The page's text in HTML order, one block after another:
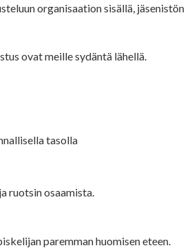
organisaation sisällä, jäsenistön
ovat meille sydäntä lähellä.
tasolla
ruotsin osaamista.
paremman huomisen eteen.